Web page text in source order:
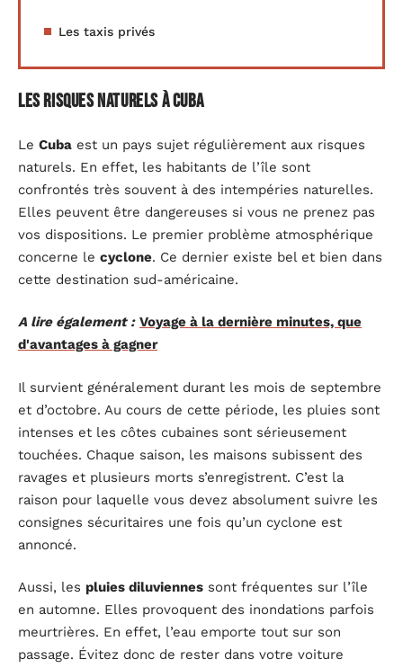
Les taxis privés
Les risques naturels à Cuba
Le Cuba est un pays sujet régulièrement aux risques
naturels. En effet, les habitants de l’île sont
confrontés très souvent à des intempéries naturelles.
Elles peuvent être dangereuses si vous ne prenez pas
vos dispositions. Le premier problème atmosphérique
concerne le cyclone. Ce dernier existe bel et bien dans
cette destination sud-américaine.
A lire également : Voyage à la dernière minutes, que
d'avantages à gagner
Il survient généralement durant les mois de septembre
et d’octobre. Au cours de cette période, les pluies sont
intenses et les côtes cubaines sont sérieusement
touchées. Chaque saison, les maisons subissent des
ravages et plusieurs morts s’enregistrent. C’est la
raison pour laquelle vous devez absolument suivre les
consignes sécuritaires une fois qu’un cyclone est
annoncé.
Aussi, les pluies diluviennes sont fréquentes sur l’île
en automne. Elles provoquent des inondations parfois
meurtrières. En effet, l’eau emporte tout sur son
passage. Évitez donc de rester dans votre voiture